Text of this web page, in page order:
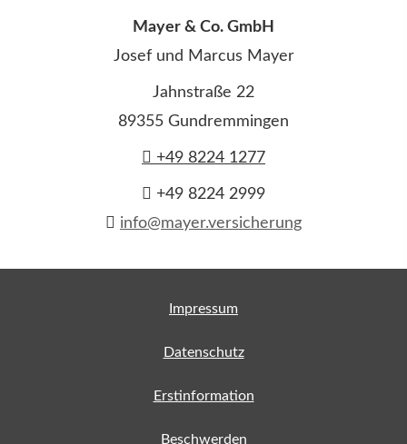
Mayer & Co. GmbH
Josef und Marcus Mayer
Jahnstraße 22
89355 Gundremmingen
+49 8224 1277
+49 8224 2999
info@mayer.versicherung
Impressum
Datenschutz
Erstinformation
Beschwerden